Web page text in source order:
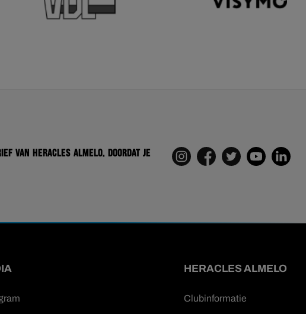
van Heracles Almelo. Doordat je
HERACLES ALMELO
Clubinformatie